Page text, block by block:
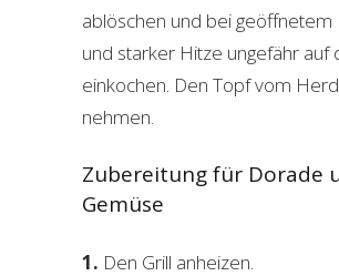
ablöschen und bei geöffnetem
und starker Hitze ungefähr auf
einkochen. Den Topf vom Herd
nehmen.
Zubereitung für Dorade
Gemüse
Den Grill anheizen.